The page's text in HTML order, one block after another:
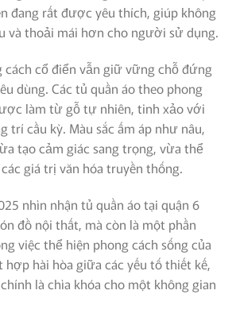
đang rất được yêu thích, giúp không
và thoải mái hơn cho người sử dụng.
cách cổ điển vẫn giữ vững chỗ đứng
dùng. Các tủ quần áo theo phong
làm từ gỗ tự nhiên, tinh xảo với
trí cầu kỳ. Màu sắc ấm áp như nâu,
tạo cảm giác sang trọng, vừa thể
giá trị văn hóa truyền thống.
nhìn nhận tủ quần áo tại quận 6
đồ nội thất, mà còn là một phần
việc thể hiện phong cách sống của
hợp hài hòa giữa các yếu tố thiết kế,
là chìa khóa cho một không gian